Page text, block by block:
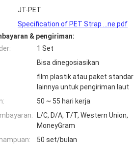
JT-PET
Specification of PET Strap ...ne.pdf
& pengiriman:
1 Set
Bisa dinegosiasikan
film plastik atau paket standar
lainnya untuk pengiriman laut
50 ~ 55 hari kerja
L/C, D/A, T/T, Western Union,
MoneyGram
50 set/bulan